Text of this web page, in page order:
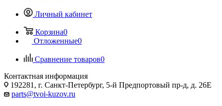
Личный кабинет
Корзина0
Отложенные0
Сравнение товаров0
Контактная информация
192281, г. Санкт-Петербург, 5-й Предпортовый пр-д, д. 26Е
parts@tvoi-kuzov.ru